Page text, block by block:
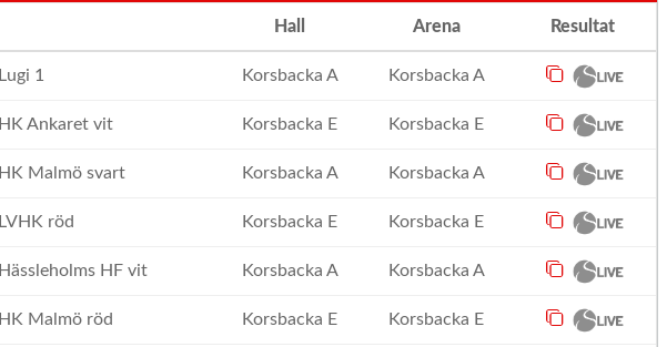
Hall Arena Resultat
Lugi 1 Korsbacka A Korsbacka A
HK Ankaret vit Korsbacka E Korsbacka E
HK Malmö svart Korsbacka A Korsbacka A
LVHK röd Korsbacka E Korsbacka E
Hässleholms HF vit Korsbacka A Korsbacka A
HK Malmö röd Korsbacka E Korsbacka E